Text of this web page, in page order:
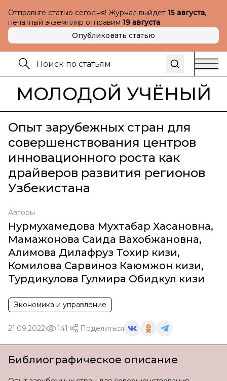
Отправьте статью сегодня! Журнал выйдет 15 августа,
печатный экземпляр отправим 19 августа
Опубликовать статью
МОЛОДОЙ УЧЁНЫЙ
Опыт зарубежных стран для
совершенствования центров
инновационного роста как
драйверов развития регионов
Узбекистана
Авторы
Нурмухамедова Мухтабар Хасановна,
Мамажонова Саида Вахобжановна,
Алимова Дилафруз Тохир кизи,
Комилова Сарвиноз Каюмжон кизи,
Турдикулова Гулмира Обидкул кизи
Экономика и управление
21.09.2022 141 Поделиться
Библиографическое описание